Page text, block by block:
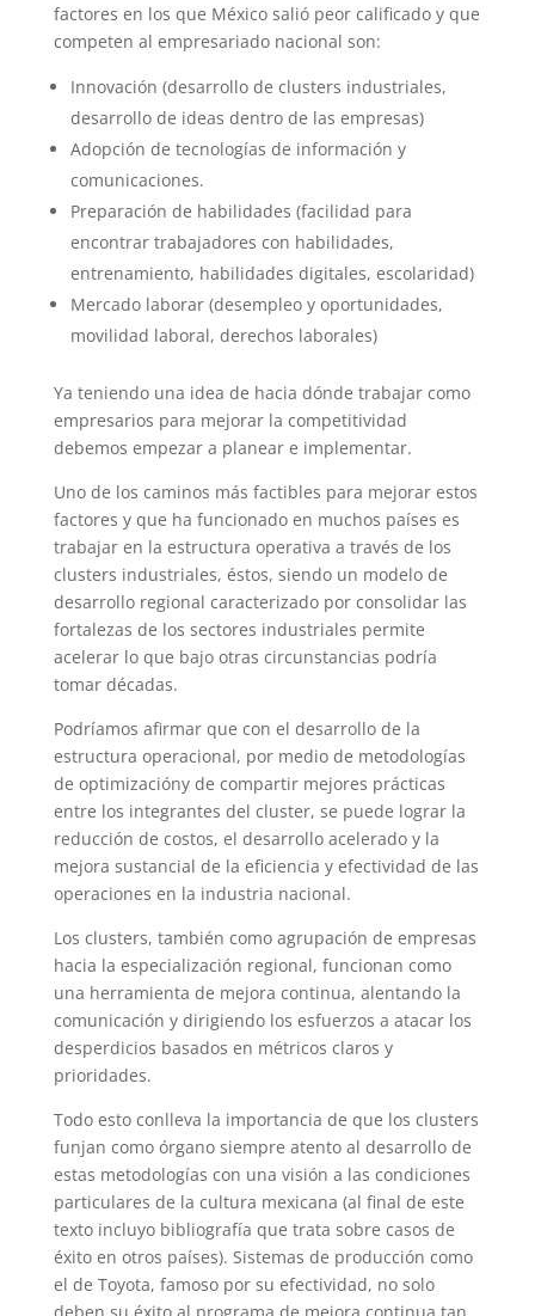
factores en los que México salió peor calificado y que
competen al empresariado nacional son:
Innovación (desarrollo de clusters industriales,
desarrollo de ideas dentro de las empresas)
Adopción de tecnologías de información y
comunicaciones.
Preparación de habilidades (facilidad para
encontrar trabajadores con habilidades,
entrenamiento, habilidades digitales, escolaridad)
Mercado laborar (desempleo y oportunidades,
movilidad laboral, derechos laborales)
Ya teniendo una idea de hacia dónde trabajar como
empresarios para mejorar la competitividad
debemos empezar a planear e implementar.
Uno de los caminos más factibles para mejorar estos
factores y que ha funcionado en muchos países es
trabajar en la estructura operativa a través de los
clusters industriales, éstos, siendo un modelo de
desarrollo regional caracterizado por consolidar las
fortalezas de los sectores industriales permite
acelerar lo que bajo otras circunstancias podría
tomar décadas.
Podríamos afirmar que con el desarrollo de la
estructura operacional, por medio de metodologías
de optimizacióny de compartir mejores prácticas
entre los integrantes del cluster, se puede lograr la
reducción de costos, el desarrollo acelerado y la
mejora sustancial de la eficiencia y efectividad de las
operaciones en la industria nacional.
Los clusters, también como agrupación de empresas
hacia la especialización regional, funcionan como
una herramienta de mejora continua, alentando la
comunicación y dirigiendo los esfuerzos a atacar los
desperdicios basados en métricos claros y
prioridades.
Todo esto conlleva la importancia de que los clusters
funjan como órgano siempre atento al desarrollo de
estas metodologías con una visión a las condiciones
particulares de la cultura mexicana (al final de este
texto incluyo bibliografía que trata sobre casos de
éxito en otros países). Sistemas de producción como
el de Toyota, famoso por su efectividad, no solo
deben su éxito al programa de mejora continua tan